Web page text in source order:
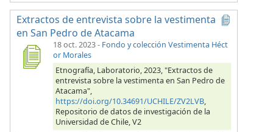
Extractos de entrevista sobre la vestimenta
en San Pedro de Atacama
18 oct. 2023- Fondo y colección Vestimenta Héct
or Morales
Etnografía, Laboratorio, 2023, "Extractos de
entrevista sobre la vestimenta en San Pedro de
Atacama",
https://doi.org/10.34691/UCHILE/ZV2LVB,
Repositorio de datos de investigación de la
Universidad de Chile, V2